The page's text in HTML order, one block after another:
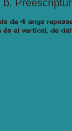
b.
de 4 anys
és el vertical, de